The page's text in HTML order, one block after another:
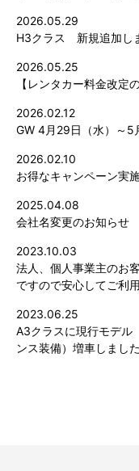
2026.05.29
H3クラス 新規追加し
2026.05.25
【レンタカー料金改定
2026.02.12
GW 4月29日（水）～5
2026.02.10
お得なキャンペーン実
2025.04.08
会社名変更のお知らせ
2023.10.03
法人、個人事業主のお
ですので安心してご利
2023.06.25
A3クラスに現行モデ
ンス装備）増車しました